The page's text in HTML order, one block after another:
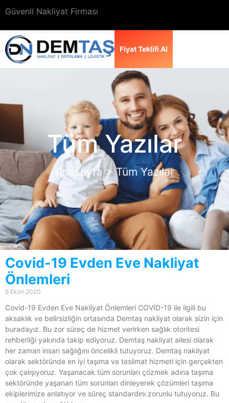
Güvenli Nakliyat Firması
Fiyat Teklifi Al
Tüm Yazılar
Anasayfa > Tüm Yazılar
Covid-19 Evden Eve Nakliyat
Önlemleri
6 Ekim 2020
Covid-19 Evden Eve Nakliyat Önlemleri COVİD-19 ile ilgili bu
aksaklık ve belirsizliğin ortasında Demtaş nakliyat olarak sizin için
buradayız. Bu zor süreç de hizmet verirken sağlık otoritesi
rehberliği yakında takip ediyoruz. Demtaş nakliyat ailesi olarak
her zaman insan sağlığını öncelikli tutuyoruz. Demtaş nakliyat
olarak sektöründe en iyi taşıma ve teslimat hizmeti için gerçekten
çok çalışıyoruz. Yaşanacak tüm sorunları çözmek adına taşıma
sektöründe yaşanan tüm sorunları dinleyerek çözümleri taşıma
ekiplerimize anlatıyor ve süreç standardını zorunlu tutuyoruz. Bu